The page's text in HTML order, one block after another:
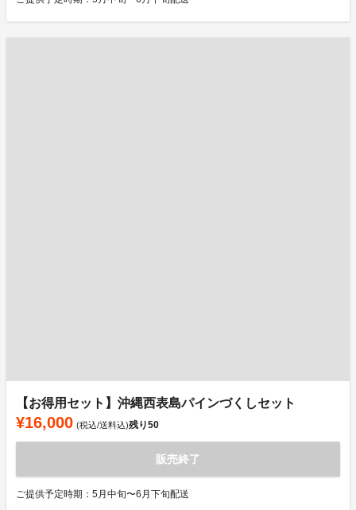
【お得用セット】沖縄西表島パインづくしセット
¥16,000 (税込/送料込)残り50
販売終了
ご提供予定時期：5月中旬〜6月下旬配送